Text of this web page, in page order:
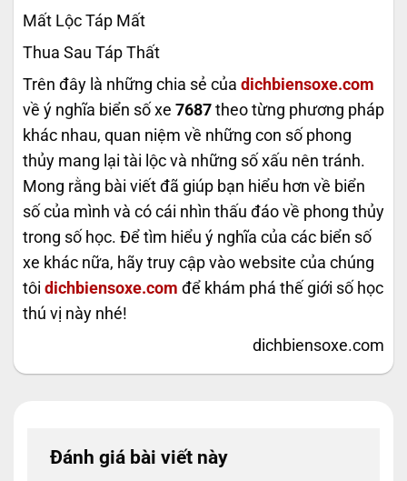
Mất Lộc Táp Mất
Thua Sau Táp Thất
Trên đây là những chia sẻ của dichbiensoxe.com
về ý nghĩa biển số xe 7687 theo từng phương pháp
khác nhau, quan niệm về những con số phong
thủy mang lại tài lộc và những số xấu nên tránh.
Mong rằng bài viết đã giúp bạn hiểu hơn về biển
số của mình và có cái nhìn thấu đáo về phong thủy
trong số học. Để tìm hiểu ý nghĩa của các biển số
xe khác nữa, hãy truy cập vào website của chúng
tôi dichbiensoxe.com để khám phá thế giới số học
thú vị này nhé!
dichbiensoxe.com
Đánh giá bài viết này